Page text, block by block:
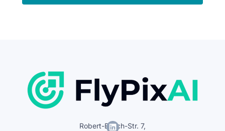
Robert-Bosch-Str. 7,